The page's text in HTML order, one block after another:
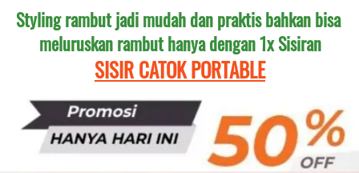
Styling rambut jadi mudah dan praktis bahkan bisa
meluruskan rambut hanya dengan 1x Sisiran
SISIR CATOK PORTABLE